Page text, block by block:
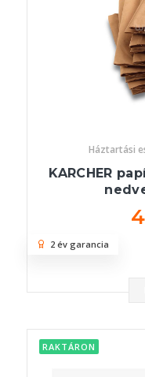
Háztartási
KARCHER
2 év garancia
RAKTÁRON